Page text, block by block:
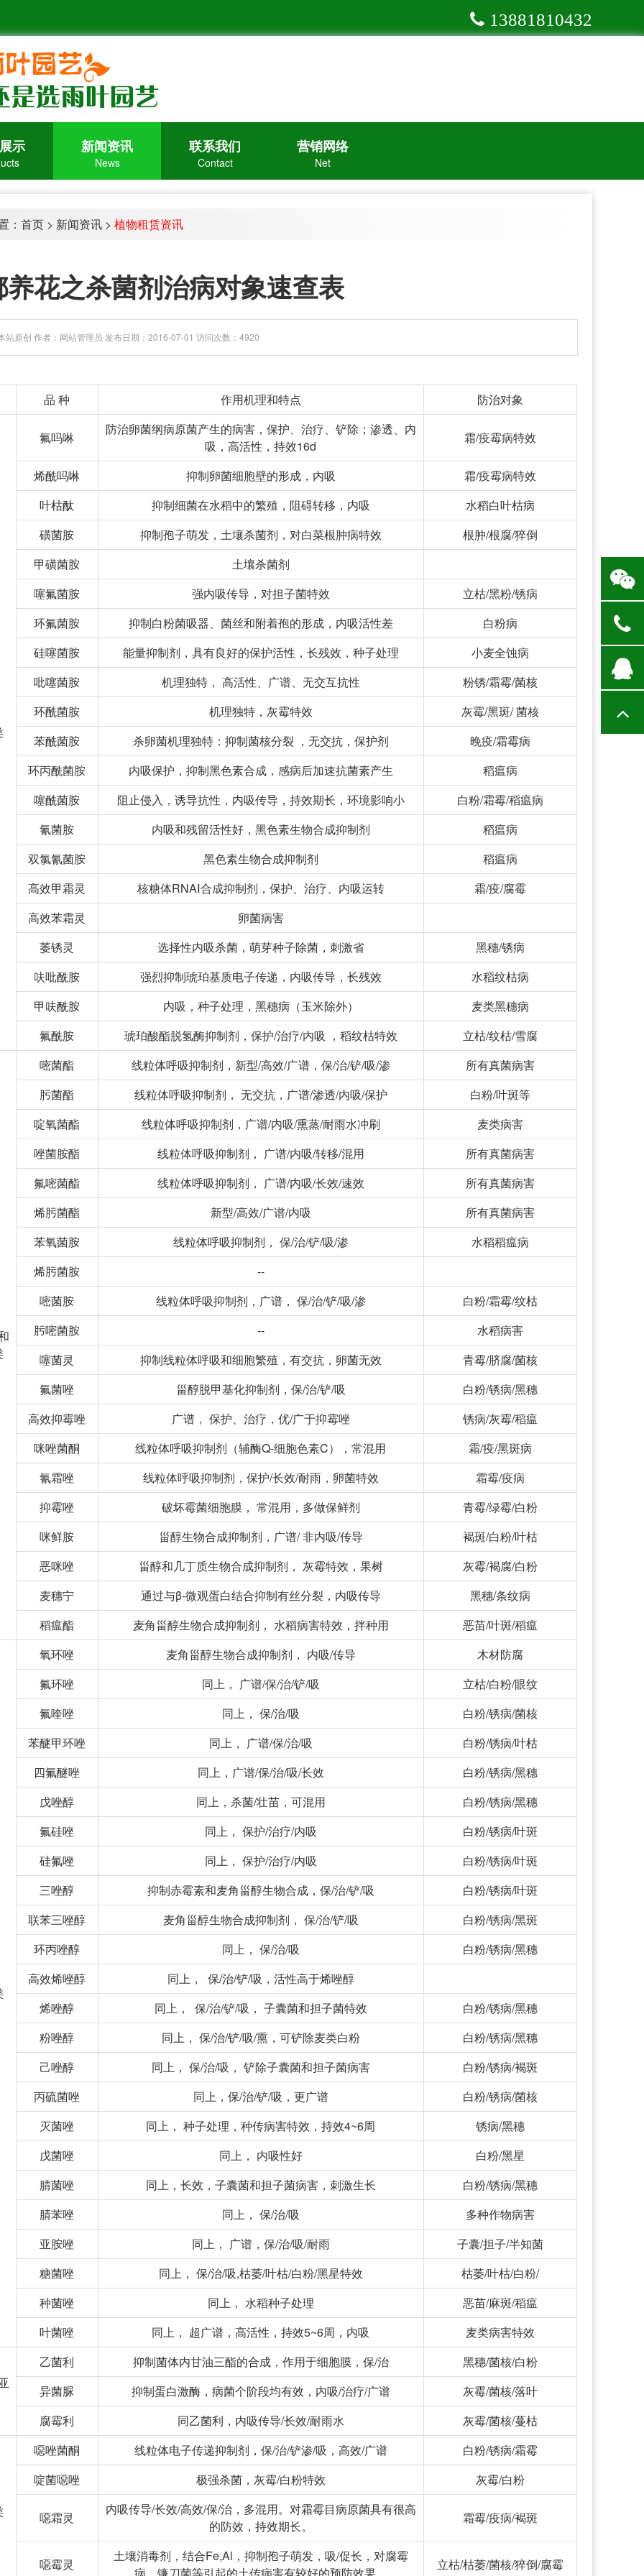
13881810432
示 新闻资讯
News
联系我们
Contact
营销网络
Net
： 首页> 新闻资讯> 植物租赁资讯
花之杀菌剂治病对象速查表
站原创 作者：网站管理员 发布日期：2016-07-01 访问次数：4920
品 种 作用机理和特点 防治对象
氟吗啉
防治卵菌纲病原菌产生的病害，保护、治疗、铲除；渗透、内
吸，高活性，持效16d
霜/疫霉病特效
烯酰吗啉 抑制卵菌细胞壁的形成，内吸
霜/疫霉病特效
叶枯酞
抑制细菌在水稻中的繁殖，阻碍转移，内吸
水稻白叶枯病
磺菌胺
抑制孢子萌发，土壤杀菌剂，对白菜根肿病特效
根肿/根腐/猝倒
甲磺菌胺
土壤杀菌剂
噻氟菌胺
强内吸传导，对担子菌特效
立枯/黑粉/锈病
环氟菌胺
抑制白粉菌吸器、菌丝和附着孢的形成，内吸活性差
白粉病
硅噻菌胺
能量抑制剂，具有良好的保护活性，长残效，种子处理
小麦全蚀病
吡噻菌胺
机理独特， 高活性、广谱、无交互抗性
粉锈/霜霉/菌核
环酰菌胺
机理独特，灰霉特效
灰霉/黑斑/ 菌核
苯酰菌胺
杀卵菌机理独特：抑制菌核分裂 ，无交抗，保护剂
晚疫/霜霉病
环丙酰菌胺
内吸保护，抑制黑色素合成，感病后加速抗菌素产生
稻瘟病
噻酰菌胺
阻止侵入，诱导抗性，内吸传导，持效期长，环境影响小
白粉/霜霉/稻瘟病
氰菌胺
内吸和残留活性好，黑色素生物合成抑制剂
稻瘟病
双氯氰菌胺
黑色素生物合成抑制剂
稻瘟病
高效甲霜灵
核糖体RNAⅠ合成抑制剂，保护、治疗、内吸运转
霜/疫/腐霉
高效苯霜灵
卵菌病害
萎锈灵
选择性内吸杀菌，萌芽种子除菌，刺激省
黑穗/锈病
呋吡酰胺
强烈抑制琥珀基质电子传递，内吸传导，长残效
水稻纹枯病
甲呋酰胺
内吸，种子处理，黑穗病（玉米除外）
麦类黑穗病
氟酰胺
琥珀酸酯脱氢酶抑制剂，保护/治疗/内吸 ，稻纹枯特效 立枯/纹枯/雪腐
嘧菌酯 线粒体呼吸抑制剂，新型/高效/广谱，保/治/铲/吸/渗
所有真菌病害
肟菌酯
线粒体呼吸抑制剂， 无交抗，广谱/渗透/内吸/保护
白粉/叶斑等
啶氧菌酯
线粒体呼吸抑制剂，广谱/内吸/熏蒸/耐雨水冲刷
麦类病害
唑菌胺酯
线粒体呼吸抑制剂， 广谱/内吸/转移/混用
所有真菌病害
氟嘧菌酯
线粒体呼吸抑制剂， 广谱/内吸/长效/速效
所有真菌病害
烯肟菌酯
新型/高效/广谱/内吸
所有真菌病害
苯氧菌胺
线粒体呼吸抑制剂， 保/治/铲/吸/渗
水稻稻瘟病
烯肟菌胺
--
嘧菌胺
线粒体呼吸抑制剂，广谱， 保/治/铲/吸/渗
白粉/霜霉/纹枯
肟嘧菌胺
--
水稻病害
噻菌灵
抑制线粒体呼吸和细胞繁殖，有交抗，卵菌无效
青霉/脐腐/菌核
氟菌唑
甾醇脱甲基化抑制剂，保/治/铲/吸
白粉/锈病/黑穗
高效抑霉唑
广谱， 保护、治疗，优/广于抑霉唑
锈病/灰霉/稻瘟
咪唑菌酮
线粒体呼吸抑制剂（辅酶Q-细胞色素C），常混用
霜/疫/黑斑病
氰霜唑
线粒体呼吸抑制剂，保护/长效/耐雨，卵菌特效
霜霉/疫病
抑霉唑
破坏霉菌细胞膜， 常混用，多做保鲜剂
青霉/绿霉/白粉
咪鲜胺
甾醇生物合成抑制剂，广谱/ 非内吸/传导
褐斑/白粉/叶枯
恶咪唑
甾醇和几丁质生物合成抑制剂， 灰霉特效，果树
灰霉/褐腐/白粉
麦穗宁
通过与β-微观蛋白结合抑制有丝分裂，内吸传导
黑穗/条纹病
稻瘟酯
麦角甾醇生物合成抑制剂， 水稻病害特效，拌种用 恶苗/叶斑/稻瘟
氧环唑 麦角甾醇生物合成抑制剂， 内吸/传导
木材防腐
氟环唑
同上， 广谱/保/治/铲/吸
立枯/白粉/眼纹
氟喹唑
同上， 保/治/吸
白粉/锈病/菌核
苯醚甲环唑
同上， 广谱/保/治/吸
白粉/锈病/叶枯
四氟醚唑
同上，广谱/保/治/吸/长效
白粉/锈病/黑穗
戊唑醇
同上，杀菌/壮苗，可混用
白粉/锈病/黑穗
氟硅唑
同上， 保护/治疗/内吸
白粉/锈病/叶斑
硅氟唑
同上， 保护/治疗/内吸
白粉/锈病/叶斑
三唑醇
抑制赤霉素和麦角甾醇生物合成，保/治/铲/吸
白粉/锈病/叶斑
联苯三唑醇
麦角甾醇生物合成抑制剂， 保/治/铲/吸
白粉/锈病/黑斑
环丙唑醇
同上， 保/治/吸
白粉/锈病/黑穗
高效烯唑醇
同上， 保/治/铲/吸，活性高于烯唑醇
烯唑醇
同上， 保/治/铲/吸， 子囊菌和担子菌特效
白粉/锈病/黑穗
粉唑醇
同上， 保/治/铲/吸/熏，可铲除麦类白粉
白粉/锈病/黑穗
己唑醇
同上， 保/治/吸， 铲除子囊菌和担子菌病害
白粉/锈病/褐斑
丙硫菌唑
同上，保/治/铲/吸，更广谱
白粉/锈病/菌核
灭菌唑
同上， 种子处理，种传病害特效，持效4~6周
锈病/黑穗
戊菌唑
同上， 内吸性好
白粉/黑星
腈菌唑
同上，长效，子囊菌和担子菌病害，刺激生长
白粉/锈病/黑穗
腈苯唑
同上， 保/治/吸
多种作物病害
亚胺唑
同上， 广谱，保/治/吸/耐雨
子囊/担子/半知菌
糖菌唑
同上， 保/治/吸,枯萎/叶枯/白粉/黑星特效
枯萎/叶枯/白粉/
种菌唑
同上， 水稻种子处理
恶苗/麻斑/稻瘟
叶菌唑
同上， 超广谱，高活性，持效5~6周，内吸 麦类病害特效
乙菌利 抑制菌体内甘油三酯的合成，作用于细胞膜，保/治
黑穗/菌核/白粉
异菌脲
抑制蛋白激酶，病菌个阶段均有效，内吸/治疗/广谱
灰霉/菌核/落叶
腐霉利
同乙菌利，内吸传导/长效/耐雨水 灰霉/菌核/蔓枯
噁唑菌酮 线粒体电子传递抑制剂，保/治/铲渗/吸，高效/广谱
白粉/锈病/霜霉
啶菌噁唑
极强杀菌，灰霉/白粉特效 灰霉/白粉
噁霜灵
内吸传导/长效/高效/保/治，多混用。对霜霉目病原菌具有很高
的防效，持效期长。
霜霉/疫病/褐斑
噁霉灵
土壤消毒剂，结合Fe,Al，抑制孢子萌发，吸/促长，对腐霉
立枯/枯萎/菌核/猝倒/腐霉